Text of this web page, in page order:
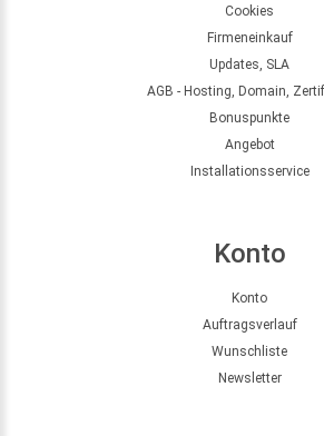
Cookies
Firmeneinkauf
Updates, SLA
AGB - Hosting, Domain,
Bonuspunkte
Angebot
Installationsservice
Konto
Konto
Auftragsverlauf
Wunschliste
Newsletter